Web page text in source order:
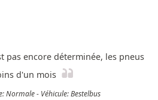
pas encore déterminée, les pneus
d'un mois
Normale - Véhicule: Bestelbus